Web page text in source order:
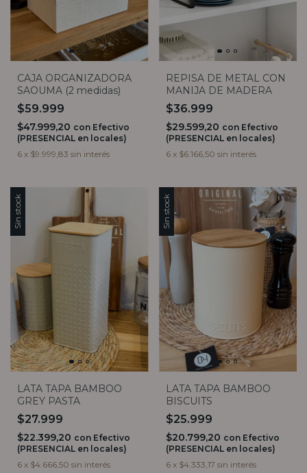
CAJA ORGANIZADORA
SAOUMA (2 medidas)
$59.999
$47.999,20 con Efectivo
(PRESENCIAL en locales)
6 x $9.999,83 sin interés
REPISA DE METAL CON
MANIJA DE MADERA
$36.999
$29.599,20 con Efectivo
(PRESENCIAL en locales)
6 x $6.166,50 sin interés
Sin stock
LATA TAPA BAMBOO
GREY PASTA
$27.999
$22.399,20 con Efectivo
(PRESENCIAL en locales)
6 x $4.666,50 sin interés
Sin stock
LATA TAPA BAMBOO
BISCUITS
$25.999
$20.799,20 con Efectivo
(PRESENCIAL en locales)
6 x $4.333,17 sin interés